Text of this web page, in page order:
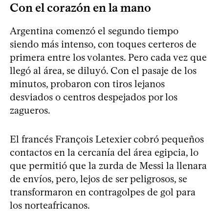
Con el corazón en la mano
Argentina comenzó el segundo tiempo
siendo más intenso, con toques certeros de
primera entre los volantes. Pero cada vez que
llegó al área, se diluyó. Con el pasaje de los
minutos, probaron con tiros lejanos
desviados o centros despejados por los
zagueros.
El francés François Letexier cobró pequeños
contactos en la cercanía del área egipcia, lo
que permitió que la zurda de Messi la llenara
de envíos, pero, lejos de ser peligrosos, se
transformaron en contragolpes de gol para
los norteafricanos.